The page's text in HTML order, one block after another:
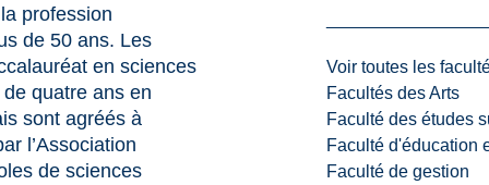
Voir toutes les
Facultés des Arts
Faculté des études
Faculté d'éducation
Faculté de gestion
profession
de 50 ans. Les
en sciences
quatre ans en
sont agréés à
l’Association
de sciences